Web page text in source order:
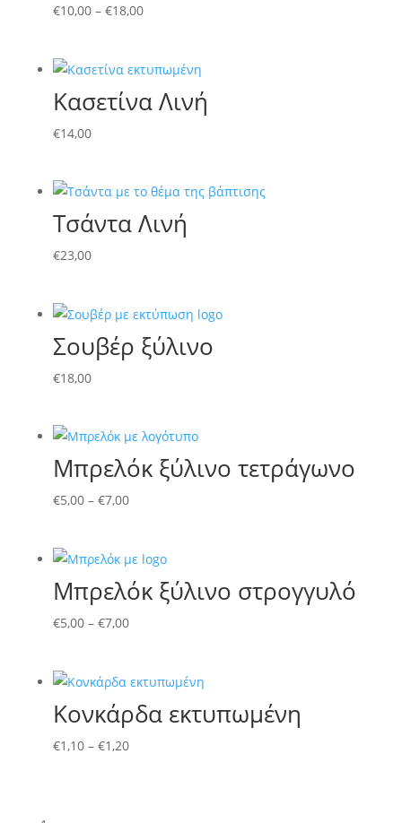
€10,00– €18,00
Κασετίνα Λινή
€14,00
Τσάντα Λινή
€23,00
Σουβέρ ξύλινο
€18,00
Μπρελόκ ξύλινο τετράγωνο
€5,00– €7,00
Μπρελόκ ξύλινο στρογγυλό
€5,00– €7,00
Κονκάρδα εκτυπωμένη
€1,10– €1,20